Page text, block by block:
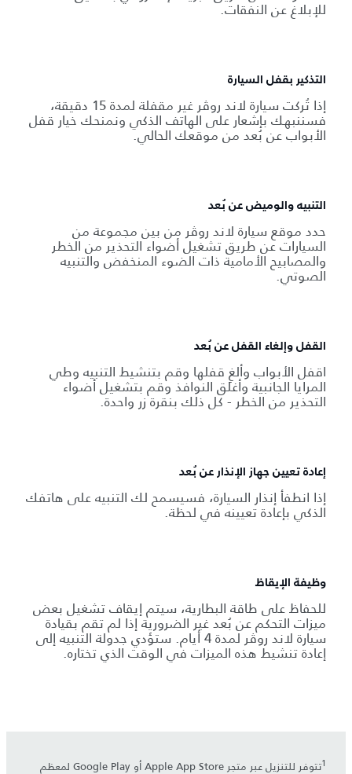
للإبلاغ عن النفقات.
التذكير بقفل السيارة
إذا تُركت سيارة لاند روڤر غير مقفلة لمدة 15 دقيقة،
فسننبهك بإشعار على الهاتف الذكي ونمنحك خيار قفل
الأبواب عن بُعد من موقعك الحالي.
التنبيه والوميض عن بُعد
حدد موقع سيارة لاند روڤر من بين مجموعة من
السيارات عن طريق تشغيل أضواء التحذير من الخطر
والمصابيح الأمامية ذات الضوء المنخفض والتنبيه
الصوتي.
القفل وإلغاء القفل عن بُعد
اقفل الأبواب وألغِ قفلها وقم بتنشيط التنبيه وطي
المرايا الجانبية وأغلق النوافذ وقم بتشغيل أضواء
التحذير من الخطر - كل ذلك بنقرة زر واحدة.
إعادة تعيين جهاز الإنذار عن بُعد
إذا انطفأ إنذار السيارة، فسيسمح لك التنبيه على هاتفك
الذكي بإعادة تعيينه في لحظة.
وظيفة الإيقاظ
للحفاظ على طاقة البطارية، سيتم إيقاف تشغيل بعض
ميزات التحكم عن بُعد غير الضرورية إذا لم تقم بقيادة
سيارة لاند روڤر لمدة 4 أيام. ستؤدي جدولة التنبيه إلى
إعادة تنشيط هذه الميزات في الوقت الذي تختاره.
1
تتوفر للتنزيل عبر متجر Apple App Store أو Google Play لمعظم